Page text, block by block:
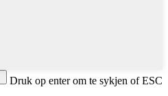
Druk op enter om te sykjen of ESC